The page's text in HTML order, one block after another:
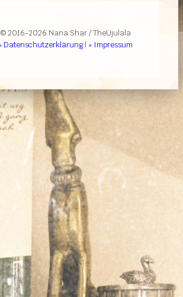
© 2016-2026 Nana Shar / TheUjulala
Datenschutzerklärung| » Impressum